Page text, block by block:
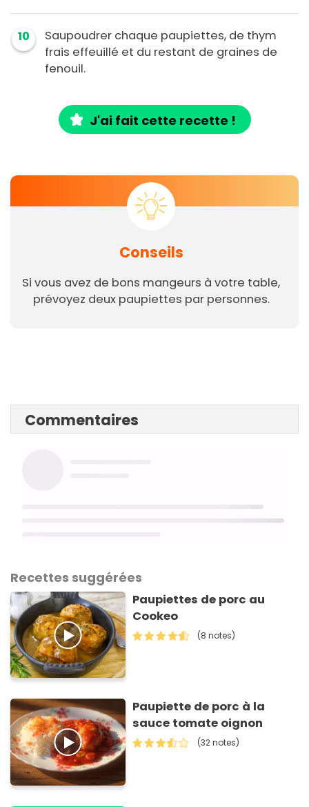
10
Saupoudrer chaque paupiettes, de thym
frais effeuillé et du restant de graines de
fenouil.
J'ai fait cette recette !
Conseils
Si vous avez de bons mangeurs à votre table,
prévoyez deux paupiettes par personnes.
Commentaires
Recettes suggérées
Paupiettes de porc au
Cookeo
(8 notes)
Paupiette de porc à la
sauce tomate oignon
(32 notes)